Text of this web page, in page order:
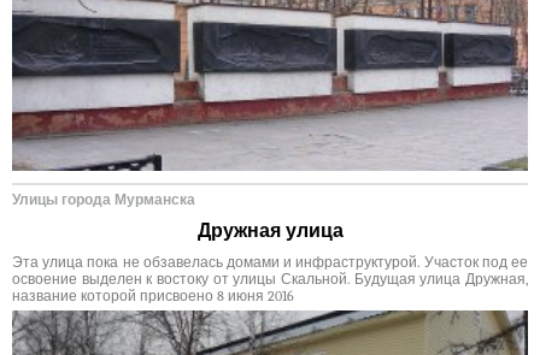
Улицы города Мурманска
Дружная улица
Эта улица пока не обзавелась домами и инфраструктурой. Участок под ее
освоение выделен к востоку от улицы Скальной. Будущая улица Дружная,
название которой присвоено 8 июня 2016